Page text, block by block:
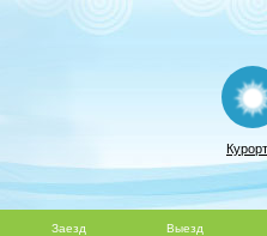
Заезд Выезд